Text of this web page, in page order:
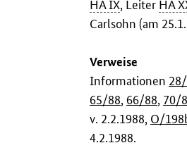
HA IX, Leiter HA
Carlsohn (am
Verweise
Informationen
65/88,66/88, 70/
v. 2.2.1988, O/
4.2.1988.